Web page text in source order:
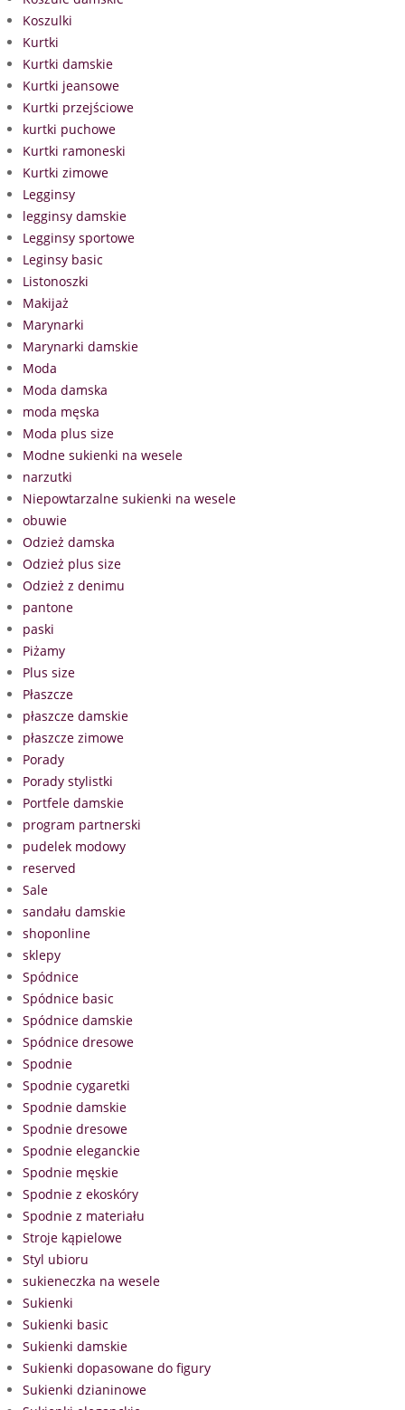
Koszulki
Kurtki
Kurtki damskie
Kurtki jeansowe
Kurtki przejściowe
kurtki puchowe
Kurtki ramoneski
Kurtki zimowe
Legginsy
legginsy damskie
Legginsy sportowe
Leginsy basic
Listonoszki
Makijaż
Marynarki
Marynarki damskie
Moda
Moda damska
moda męska
Moda plus size
Modne sukienki na wesele
narzutki
Niepowtarzalne sukienki na wesele
obuwie
Odzież damska
Odzież plus size
Odzież z denimu
pantone
paski
Piżamy
Plus size
Płaszcze
płaszcze damskie
płaszcze zimowe
Porady
Porady stylistki
Portfele damskie
program partnerski
pudelek modowy
reserved
Sale
sandału damskie
shoponline
sklepy
Spódnice
Spódnice basic
Spódnice damskie
Spódnice dresowe
Spodnie
Spodnie cygaretki
Spodnie damskie
Spodnie dresowe
Spodnie eleganckie
Spodnie męskie
Spodnie z ekoskóry
Spodnie z materiału
Stroje kąpielowe
Styl ubioru
sukieneczka na wesele
Sukienki
Sukienki basic
Sukienki damskie
Sukienki dopasowane do figury
Sukienki dzianinowe